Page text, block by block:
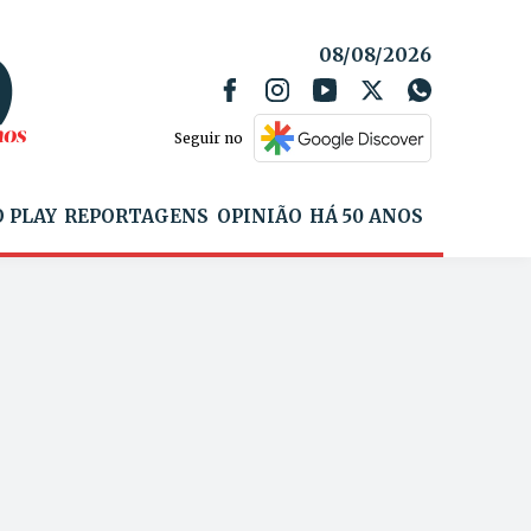
08/08/2026
Seguir no
PLAY REPORTAGENS OPINIÃO HÁ 50 ANOS